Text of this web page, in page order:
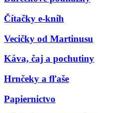
Čítačky e-kníh
Vecičky od Martinusu
Káva, čaj a pochutiny
Hrnčeky a fľaše
Papiernictvo